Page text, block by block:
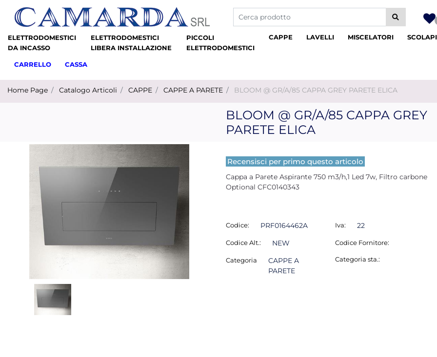
La modifica di un filtro aggiorna automaticamente gli
ELETTRODOMESTICI
DA INCASSO
ELETTRODOMESTICI
LIBERA INSTALLAZIONE
PICCOLI
ELETTRODOMESTICI
CAPPE LAVELLI MISCELATORI
CARRELLO CASSA
Home Page Catalogo Articoli CAPPE CAPPE A PARETE BLOOM @ GR/A/85 CAPPA GREY PARETE ELICA
BLOOM @ GR/A/85 CAPPA GREY
PARETE ELICA
Recensisci per primo questo articolo
Cappa a Parete Aspirante 750 m3/h,1 Led 7w, Filtro carbone
Optional CFC0140343
Codice: PRF0164462A
Codice Alt.: NEW
Categoria
CAPPE A
PARETE
Iva: 22
Codice Fornitore:
Categoria sta.: